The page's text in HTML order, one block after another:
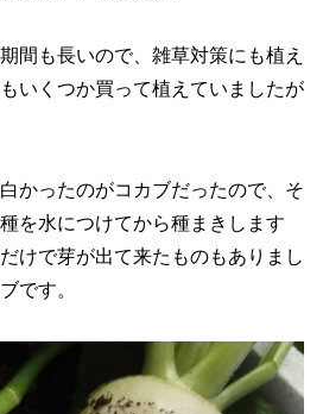
間も長いので、雑草対策にも植え
いくつか買って植えていましたが
かったのがコカブだったので、そ
を水につけてから種まきします
けで芽が出て来たものもありまし
です。